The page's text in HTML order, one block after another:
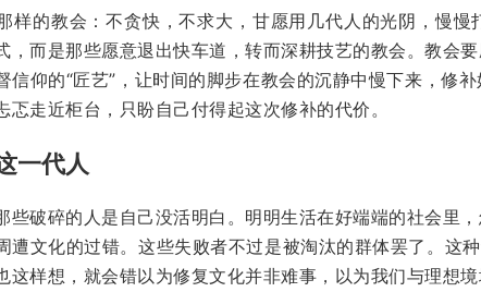
样的教会：不贪快，不求大，甘愿用几代人的光阴，慢
，而是那些愿意退出快车道，转而深耕技艺的教会。教会
信仰的“匠艺”，让时间的脚步在教会的沉静中慢下来，修
忑走近柜台，只盼自己付得起这次修补的代价。
一代人
些破碎的人是自己没活明白。明明生活在好端端的社会里
遭文化的过错。这些失败者不过是被淘汰的群体罢了。这
这样想，就会错以为修复文化并非难事，以为我们与理想